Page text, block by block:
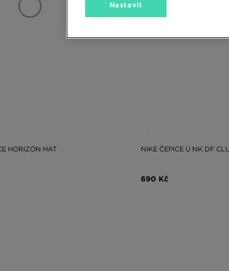
HORIZON HAT NIKE ČEPICE U NK DF
690 Kč
Nastavit